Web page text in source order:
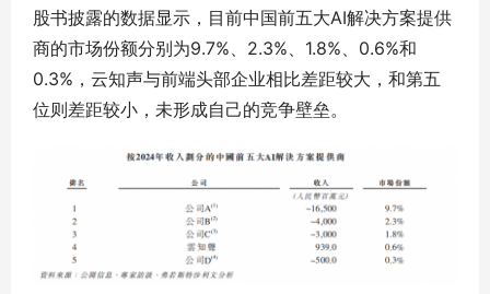
股书披露的数据显示，目前中国前五大AI解决方案提供
商的市场份额分别为9.7%、2.3%、1.8%、0.6%和
0.3%，云知声与前端头部企业相比差距较大，和第五
位则差距较小，未形成自己的竞争壁垒。